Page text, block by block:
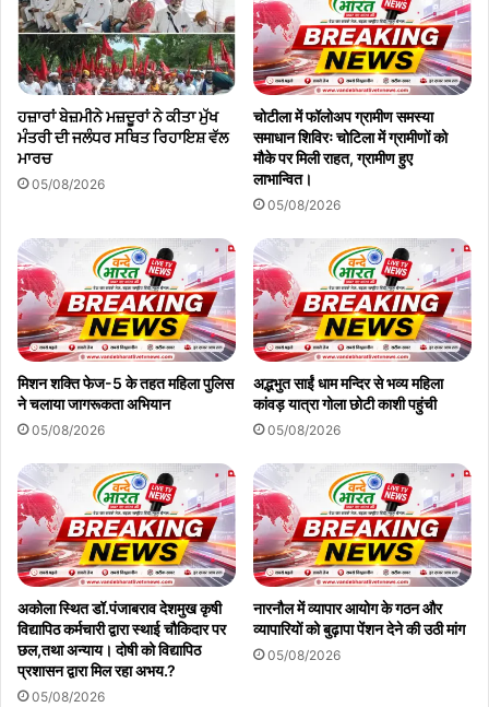
ਹਜ਼ਾਰਾਂ ਬੇਜ਼ਮੀਨੇ ਮਜ਼ਦੂਰਾਂ ਨੇ ਕੀਤਾ ਮੁੱਖ
ਮੰਤਰੀ ਦੀ ਜਲੰਧਰ ਸਥਿਤ ਰਿਹਾਇਸ਼ ਵੱਲ
ਮਾਰਚ
05/08/2026
चोटीला में फॉलोअप ग्रामीण समस्या
समाधान शिविरः चोटिला में ग्रामीणों को
मौके पर मिली राहत, ग्रामीण हुए
लाभान्वित।
05/08/2026
मिशन शक्ति फेज-5 के तहत महिला पुलिस
ने चलाया जागरूकता अभियान
05/08/2026
अद्भभुत साईं धाम मन्दिर से भव्य महिला
कांवड़ यात्रा गोला छोटी काशी पहुंची
05/08/2026
अकोला स्थित डॉ.पंजाबराव देशमुख कृषी
विद्यापिठ कर्मचारी द्वारा स्थाई चौकिदार पर
छल,तथा अन्याय। दोषी को विद्यापिठ
प्रशासन द्वारा मिल रहा अभय.?
05/08/2026
नारनौल में व्यापार आयोग के गठन और
व्यापारियों को बुढ़ापा पेंशन देने की उठी मांग
05/08/2026